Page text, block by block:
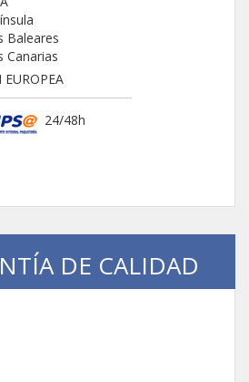
Baleares
Canarias
24/48h
DE CALIDAD